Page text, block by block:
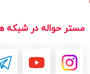
مستر حواله در شبکه